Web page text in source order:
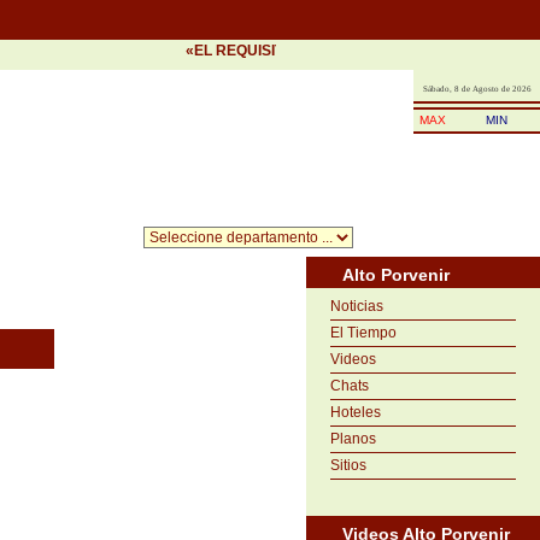
«EL REQUISITO DEL ÉXITO ES LA PRONTITUD EN
Sábado, 8 de Agosto de 2026
MAX MIN
Alto Porvenir
Noticias
El Tiempo
Videos
Chats
Hoteles
Planos
Sitios
Videos Alto Porvenir